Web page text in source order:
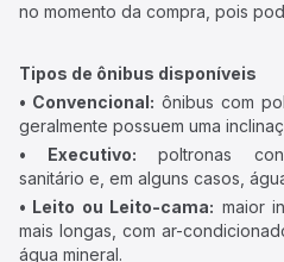
no momento da compra, pois
Tipos de ônibus disponíveis
• Convencional: ônibus com
geralmente possuem uma
• Executivo: poltronas
sanitário e, em alguns casos,
• Leito ou Leito-cama: maior
mais longas, com ar-
água mineral.